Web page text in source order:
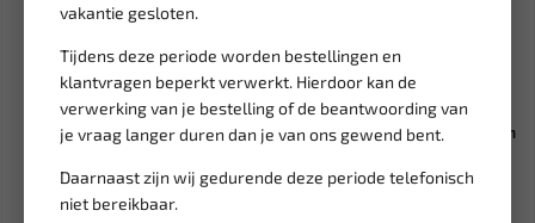
vakantie gesloten.
Tijdens deze periode worden bestellingen en
klantvragen beperkt verwerkt. Hierdoor kan de
verwerking van je bestelling of de beantwoording van
je vraag langer duren dan je van ons gewend bent.
Daarnaast zijn wij gedurende deze periode telefonisch
niet bereikbaar.
Leverbaar
WEBER TOOLS Assortiment
9,56
Leverbaar
TCE Ronde schijf van hulparm